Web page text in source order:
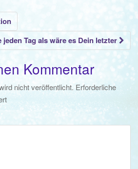
jeden Tag als wäre es Dein letzter
Kommentar
nicht veröffentlicht. Erforderliche